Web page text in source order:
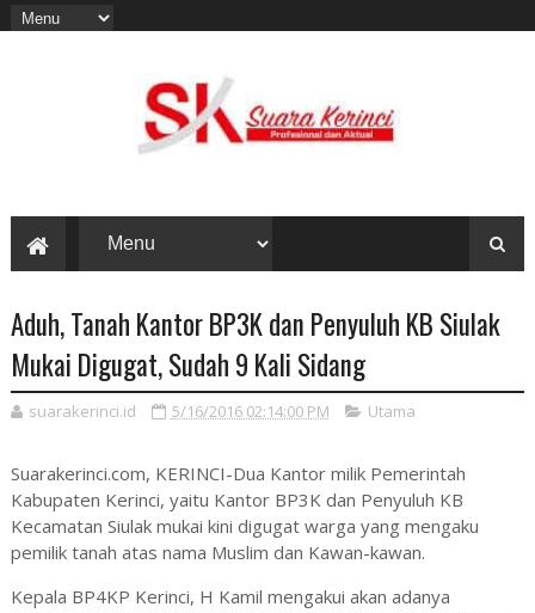
Aduh, Tanah Kantor BP3K dan Penyuluh KB Siulak
Mukai Digugat, Sudah 9 Kali Sidang
suarakerinci.id 5/16/2016 02:14:00 PM Utama
Suarakerinci.com, KERINCI-Dua Kantor milik Pemerintah
Kabupaten Kerinci, yaitu Kantor BP3K dan Penyuluh KB
Kecamatan Siulak mukai kini digugat warga yang mengaku
pemilik tanah atas nama Muslim dan Kawan-kawan.
Kepala BP4KP Kerinci, H Kamil mengakui akan adanya